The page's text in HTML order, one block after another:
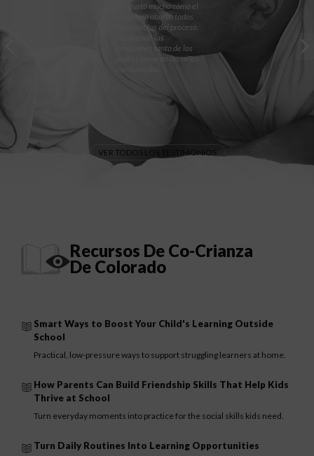
Me gustó mucho cómo el
programa abarcó todos
los aspectos del proceso,
incluyendo las
emociones tanto de los
padres como de los niños
VER TODOS LOS TESTIMONIOS
Recursos De Co-Crianza
De Colorado
Smart Ways to Boost Your Child's Learning Outside
School
Practical, low-pressure ways to support struggling learners at home.
How Parents Can Build Friendship Skills That Help Kids
Thrive at School
Turn everyday moments into practice for the social skills kids need.
Turn Daily Routines Into Learning Opportunities